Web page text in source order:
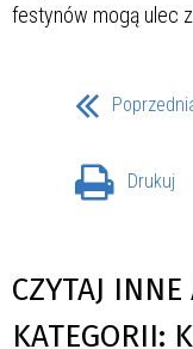
Drukuj
CZYTAJ
KATEGORII: